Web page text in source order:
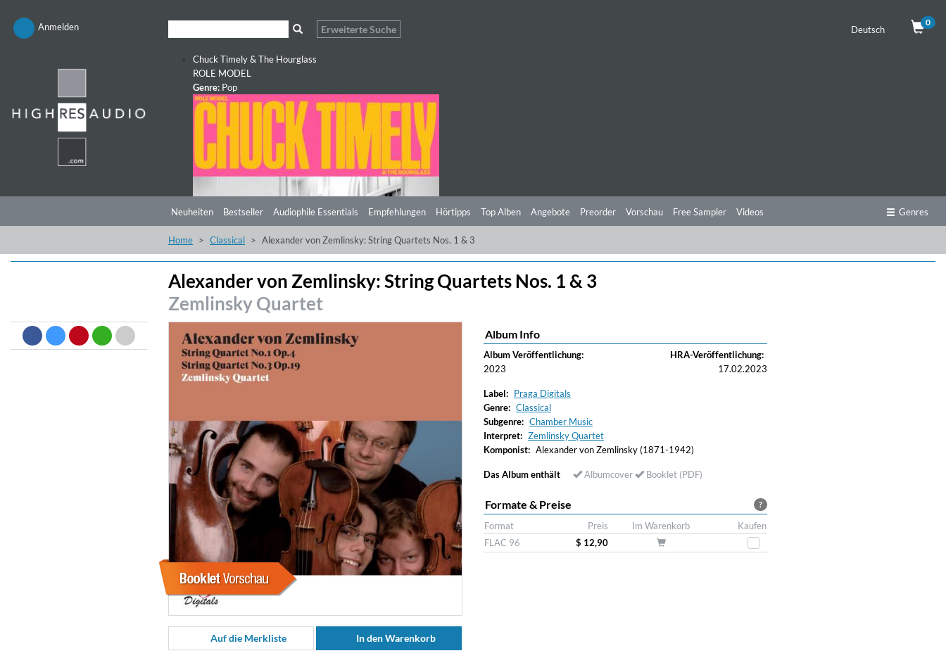
Anmelden Erweiterte Suche Deutsch
0
Chuck Timely & The Hourglass
ROLE MODEL
Genre: Pop
Dreamscapes II
Thomas Lemmer
Genre:Electronic
For All Your Flowers
Skuli Sverrisson & Bill Frisell
Neuheiten Bestseller Audiophile Essentials Empfehlungen Hörtipps Top Alben Angebote Preorder Vorschau Free Sampler Videos Genres
Home Classical Alexander von Zemlinsky: String Quartets Nos. 1 & 3
Alexander von Zemlinsky: String Quartets Nos. 1 & 3
Zemlinsky Quartet
Auf die Merkliste In den Warenkorb
Album Info
Album Veröffentlichung:
2023
HRA-Veröffentlichung:
17.02.2023
Label: Praga Digitals
Genre: Classical
Subgenre: Chamber Music
Interpret: Zemlinsky Quartet
Komponist: Alexander von Zemlinsky (1871-1942)
Das Album enthält Albumcover Booklet (PDF)
?
Formate & Preise
Format Preis Im Warenkorb
Kaufen
FLAC 96
$ 12,90